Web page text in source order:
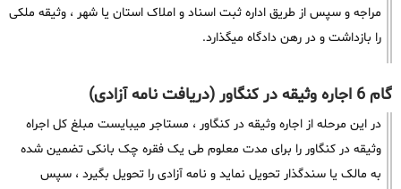
مراجه و سپس از طریق اداره ثبت اسناد و املاک استان یا شهر ، وثیقه ملکی
را بازداشت و در رهن دادگاه میگذارد.
گام 6 اجاره وثیقه در کنگاور (دریافت نامه آزادی)
در این مرحله از اجاره وثیقه در کنگاور ، مستاجر میبایست مبلغ کل اجراه
وثیقه در کنگاور را برای مدت معلوم طی یک فقره چک بانکی تضمین شده
به مالک یا سندگذار تحویل نماید و نامه آزادی را تحویل بگیرد ، سپس